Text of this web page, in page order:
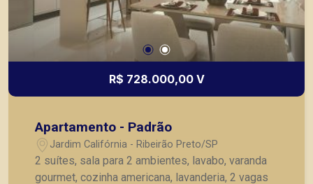
R$ 728.000,00 V
Apartamento - Padrão
Jardim Califórnia - Ribeirão Preto/SP
2 suítes, sala para 2 ambientes, lavabo, varanda
gourmet, cozinha americana, lavanderia, 2 vagas